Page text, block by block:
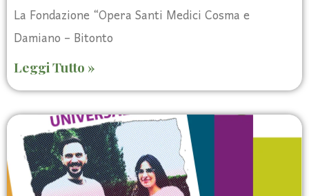
La Fondazione “Opera Santi Medici Cosma e
Damiano – Bitonto
Leggi Tutto »